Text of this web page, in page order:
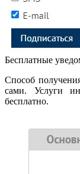
Бесплатные
Способ
сами. Услуги
бесплатно.